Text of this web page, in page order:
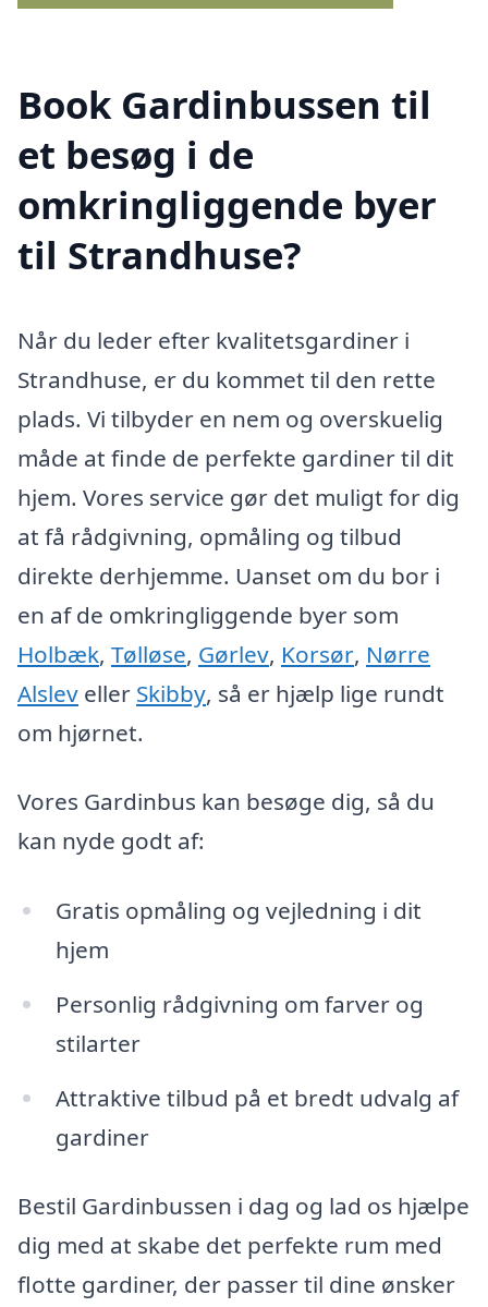
Book Gardinbussen til
et besøg i de
omkringliggende byer
til Strandhuse?
Når du leder efter kvalitetsgardiner i
Strandhuse, er du kommet til den rette
plads. Vi tilbyder en nem og overskuelig
måde at finde de perfekte gardiner til dit
hjem. Vores service gør det muligt for dig
at få rådgivning, opmåling og tilbud
direkte derhjemme. Uanset om du bor i
en af de omkringliggende byer som
Holbæk, Tølløse, Gørlev, Korsør, Nørre
Alslev eller Skibby, så er hjælp lige rundt
om hjørnet.
Vores Gardinbus kan besøge dig, så du
kan nyde godt af:
Gratis opmåling og vejledning i dit
hjem
Personlig rådgivning om farver og
stilarter
Attraktive tilbud på et bredt udvalg af
gardiner
Bestil Gardinbussen i dag og lad os hjælpe
dig med at skabe det perfekte rum med
flotte gardiner, der passer til dine ønsker